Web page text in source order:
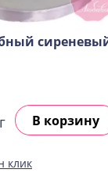
В корзину
клик